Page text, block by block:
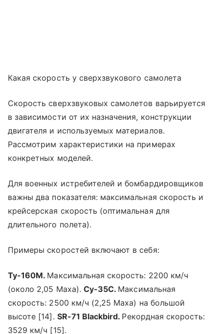
Какая скорость у сверхзвукового самолета
Скорость сверхзвуковых самолетов варьируется
в зависимости от их назначения, конструкции
двигателя и используемых материалов.
Рассмотрим характеристики на примерах
конкретных моделей.
Для военных истребителей и бомбардировщиков
важны два показателя: максимальная скорость и
крейсерская скорость (оптимальная для
длительного полета).
Примеры скоростей включают в себя:
Ту-160М. Максимальная скорость: 2200 км/ч
(около 2,05 Маха). Су-35С. Максимальная
скорость: 2500 км/ч (2,25 Маха) на большой
высоте [14]. SR-71 Blackbird. Рекордная скорость:
3529 км/ч [15].